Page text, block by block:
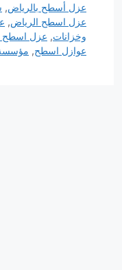
عزل أسطح بالرياض,
عزل اسطح الرياض,
وخزانات, عزل اسطح
عوازل اسطح,